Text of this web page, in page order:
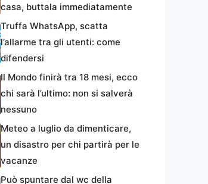
casa, buttala immediatamente
Truffa WhatsApp, scatta
l’allarme tra gli utenti: come
difendersi
Il Mondo finirà tra 18 mesi, ecco
chi sarà l’ultimo: non si salverà
nessuno
Meteo a luglio da dimenticare,
un disastro per chi partirà per le
vacanze
Può spuntare dal wc della